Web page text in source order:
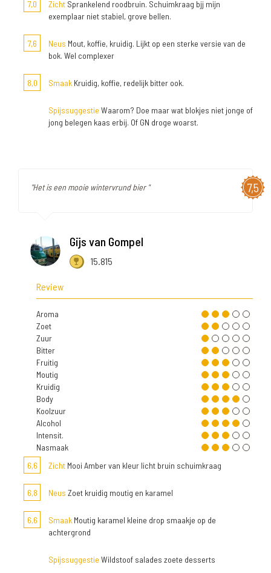
7,0
Zicht Sprankelend roodbruin. Schuimkraag bjj mijn
exemplaar niet stabiel, grove bellen.
7,6 Neus Mout, koffie, kruidig. Lijkt op een sterke versie van de
bok. Wel complexer
8,0 Smaak Kruidig, koffie, redelijk bitter ook.
Spijssuggestie Waarom? Doe maar wat blokjes niet jonge of
jong belegen kaas erbij. Of GN droge woarst.
7,5
"Het is een mooie wintervrund bier "
Gijs van Gompel
15.815
Review
Aroma
Zoet
Zuur
Bitter
Fruitig
Moutig
Kruidig
Body
Koolzuur
Alcohol
Intensit.
Nasmaak
6,6
Zicht Mooi Amber van kleur licht bruin schuimkraag
6,8 Neus Zoet kruidig moutig en karamel
6,6 Smaak Moutig karamel kleine drop smaakje op de
achtergrond
Spijssuggestie Wildstoof salades zoete desserts